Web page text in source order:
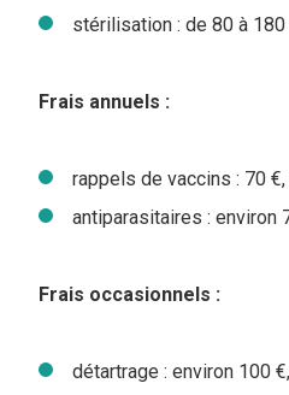
stérilisation : de 80 à 180
Frais annuels :
rappels de vaccins : 70 €,
antiparasitaires : environ
Frais occasionnels :
détartrage : environ 100 €,